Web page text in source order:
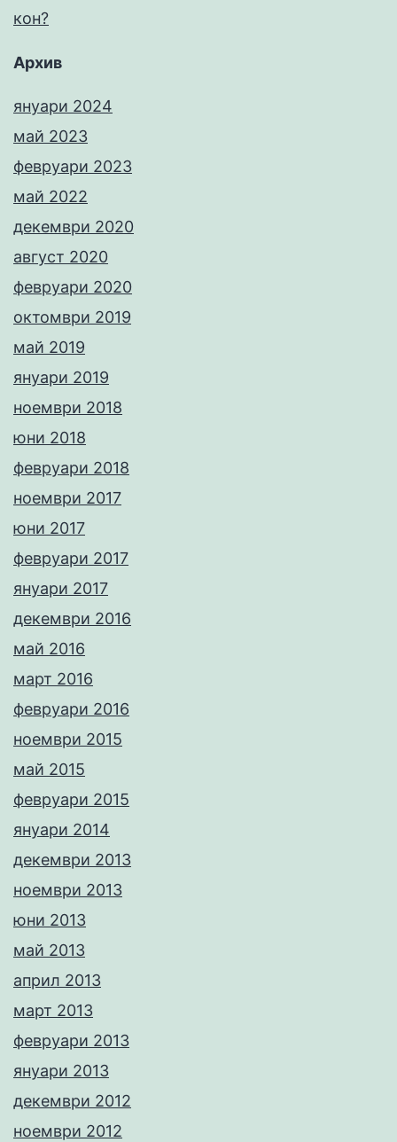
кон?
Архив
януари 2024
май 2023
февруари 2023
май 2022
декември 2020
август 2020
февруари 2020
октомври 2019
май 2019
януари 2019
ноември 2018
юни 2018
февруари 2018
ноември 2017
юни 2017
февруари 2017
януари 2017
декември 2016
май 2016
март 2016
февруари 2016
ноември 2015
май 2015
февруари 2015
януари 2014
декември 2013
ноември 2013
юни 2013
май 2013
април 2013
март 2013
февруари 2013
януари 2013
декември 2012
ноември 2012